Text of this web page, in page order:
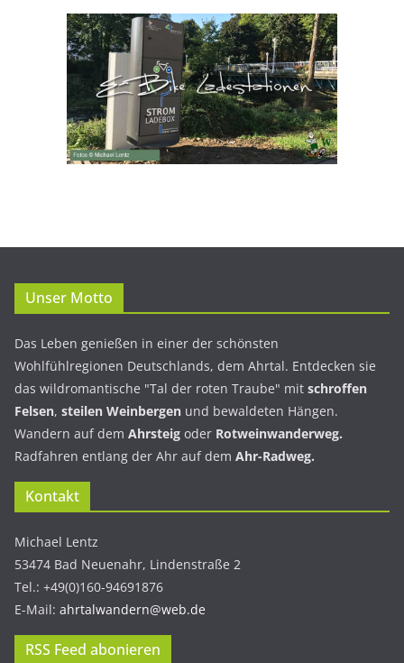
Unser Motto
Das Leben genießen in einer der schönsten
Wohlfühlregionen Deutschlands, dem Ahrtal. Entdecken sie
das wildromantische "Tal der roten Traube" mit schroffen
Felsen, steilen Weinbergen und bewaldeten Hängen.
Wandern auf dem Ahrsteig oder Rotweinwanderweg.
Radfahren entlang der Ahr auf dem Ahr-Radweg.
Kontakt
Michael Lentz
53474 Bad Neuenahr, Lindenstraße 2
Tel.: +49(0)160-94691876
E-Mail: ahrtalwandern@web.de
RSS Feed abonieren